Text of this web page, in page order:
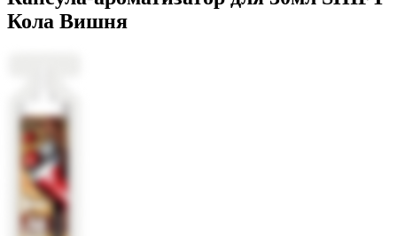
Кола Вишня